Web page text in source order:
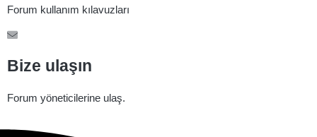
Forum kullanım kılavuzları
Bize ulaşın
Forum yöneticilerine ulaş.